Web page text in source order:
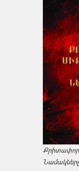
Քրիտափոր